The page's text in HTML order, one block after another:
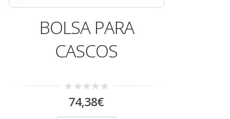
BOLSA PARA
CASCOS
out74,38€